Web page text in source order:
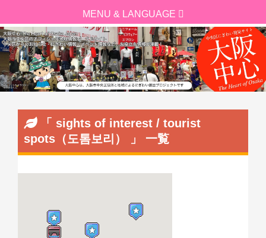
「 sights of interest / tourist
spots（도톰보리） 」 一覧